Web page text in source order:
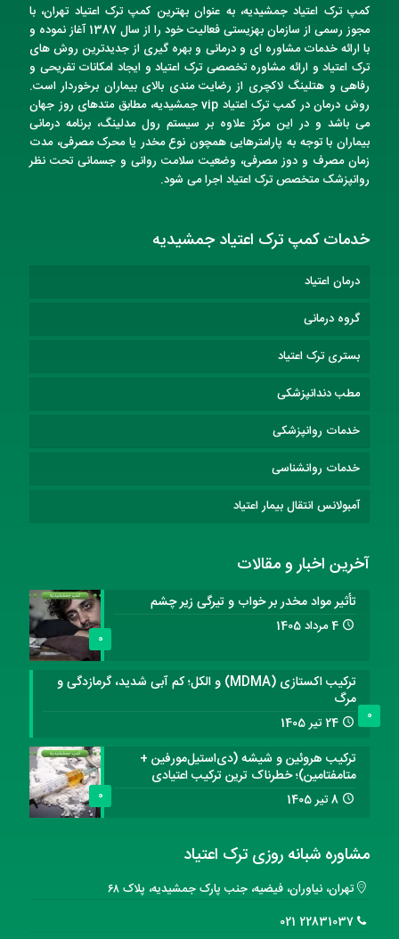
کمپ ترک اعتیادجمشیدیه، به عنوانبهترین کمپ ترک اعتیاد تهران، با
مجوز رسمی از سازمان بهزیستی فعالیت خود را از سال 1387 آغاز نموده و
با ارائه خدمات مشاوره ای و درمانی و بهره گیری از جدیدترین روش های
ترک اعتیاد و ارائه مشاوره تخصصی ترک اعتیاد و ایجاد امکانات تفریحی و
رفاهی و هتلینگ لاکچری از رضایت مندی بالای بیماران برخوردار است.
روش درمان در کمپ ترک اعتیاد vip جمشیدیه، مطابق متدهای روز جهان
می باشد و در این مرکز علاوه بر سیستم رول مدلینگ، برنامه درمانی
بیماران با توجه به پارامترهایی همچون نوع مخدر یا محرک مصرفی، مدت
زمان مصرف و دوز مصرفی، وضعیت سلامت روانی و جسمانی تحت نظر
روانپزشک متخصصترک اعتیاداجرا می شود.
خدمات کمپ ترک اعتیاد جمشیدیه
درمان اعتیاد
گروه درمانی
بستری ترک اعتیاد
مطب دندانپزشکی
خدمات روانپزشکی
خدمات روانشناسی
آمبولانس انتقال بیمار اعتیاد
آخرین اخبار و مقالات
0
تأثیر مواد مخدر بر خواب و تیرگی زیر چشم
4 مرداد 1405
0
ترکیب اکستازی (MDMA) و الکل؛ کم آبی شدید، گرمازدگی و
مرگ
24 تیر 1405
0
ترکیب هروئین و شیشه (دی‌استیل‌مورفین +
متامفتامین)؛ خطرناک ترین ترکیب اعتیادی
8 تیر 1405
مشاوره شبانه روزی ترک اعتیاد
تهران، نیاوران، فیضیه، جنب پارک جمشیدیه، پلاک ۶۸
22831037 021